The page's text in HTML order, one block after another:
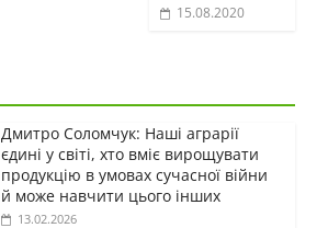
15.08.2020
Дмитро Соломчук: Наші аграрії
єдині у світі, хто вміє вирощувати
продукцію в умовах сучасної війни
й може навчити цього інших
13.02.2026